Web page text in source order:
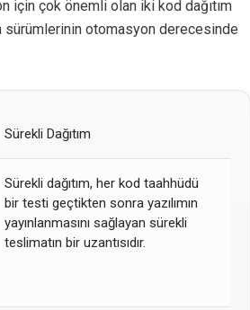
için çok önemli olan iki kod dağıtım
sürümlerinin otomasyon derecesinde
Sürekli Dağıtım
Sürekli dağıtım, her kod taahhüdü
bir testi geçtikten sonra yazılımın
yayınlanmasını sağlayan sürekli
teslimatın bir uzantısıdır.